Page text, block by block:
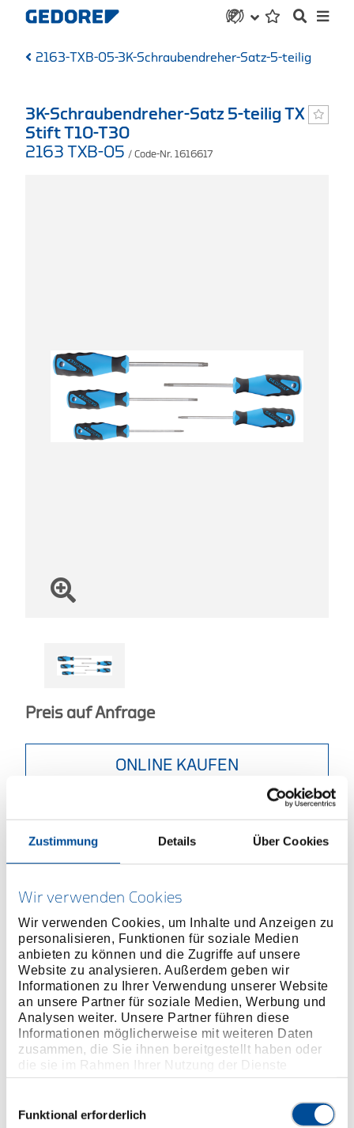
Zustimmung Details Über Cookies
Wir verwenden Cookies
Wir verwenden Cookies, um Inhalte und Anzeigen zu
personalisieren, Funktionen für soziale Medien
anbieten zu können und die Zugriffe auf unsere
Website zu analysieren. Außerdem geben wir
Informationen zu Ihrer Verwendung unserer Website
an unsere Partner für soziale Medien, Werbung und
Analysen weiter. Unsere Partner führen diese
Informationen möglicherweise mit weiteren Daten
zusammen, die Sie ihnen bereitgestellt haben oder
die sie im Rahmen Ihrer Nutzung der Dienste
gesammelt haben. Unsere vollständige
Funktional erforderlich
2163-TXB-05-3K-Schraubendreher-Satz-5-teilig
3K-Schraubendreher-Satz 5-teilig TX
Stift T10-T30
2163 TXB-05 / Code-Nr. 1616617
Preis auf Anfrage
ONLINE KAUFEN
HÄNDLER FINDEN
Produktbeschreibung
Praktische Satzzusammenstellung in
umweltfreundlicher Kartonverpackung
Für Innen-TX Schrauben mit Stift
3-Komponenten-Griff Power-Grip³ mit Aufhängeloch
Ergonomische Griffform für präzises,
ermüdungsfreies Arbeiten
Formschlüssige Verbindung von Griff und Klinge für
optimale Kraftübertragung
Klinge aus Molybdän-Vanadium-Stahl, vergütet